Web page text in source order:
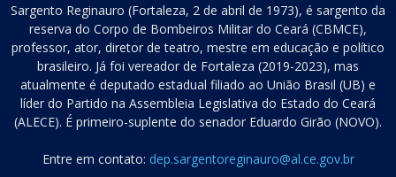
Sargento Reginauro (Fortaleza, 2 de abril de 1973), é sargento da
reserva do Corpo de Bombeiros Militar do Ceará (CBMCE),
professor, ator, diretor de teatro, mestre em educação e político
brasileiro. Já foi vereador de Fortaleza (2019-2023), mas
atualmente é deputado estadual filiado ao União Brasil (UB) e
líder do Partido na Assembleia Legislativa do Estado do Ceará
(ALECE). É primeiro-suplente do senador Eduardo Girão (NOVO).
Entre em contato: dep.sargentoreginauro@al.ce.gov.br